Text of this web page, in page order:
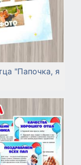
"Папочка, я